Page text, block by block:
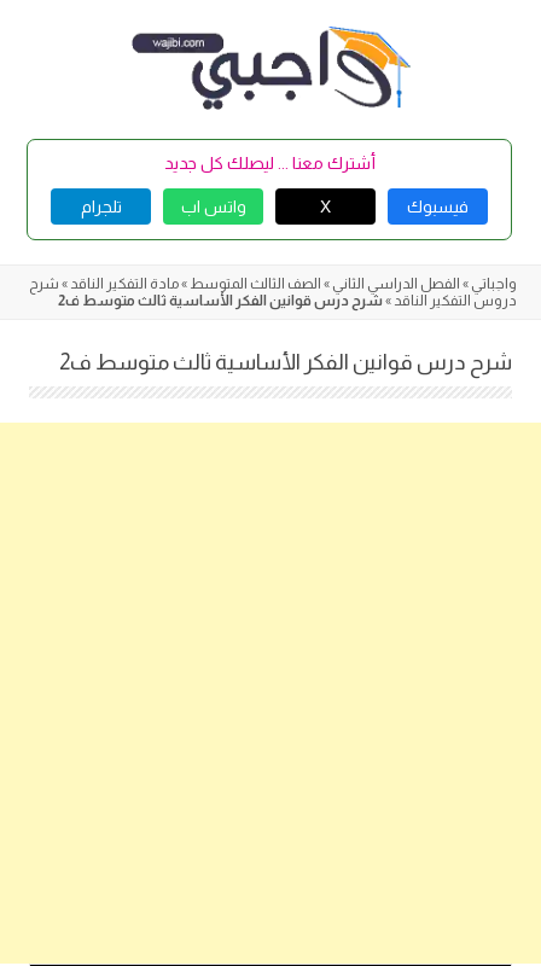
أشترك معنا ... ليصلك كل جديد
فيسبوك X واتس اب تلجرام
واجباتي » الفصل الدراسي الثاني » الصف الثالث المتوسط »مادة التفكير الناقد » شرح
دروس التفكير الناقد » شرح درس قوانين الفكر الأساسية ثالث متوسط ف2
شرح درس قوانين الفكر الأساسية ثالث متوسط ف2